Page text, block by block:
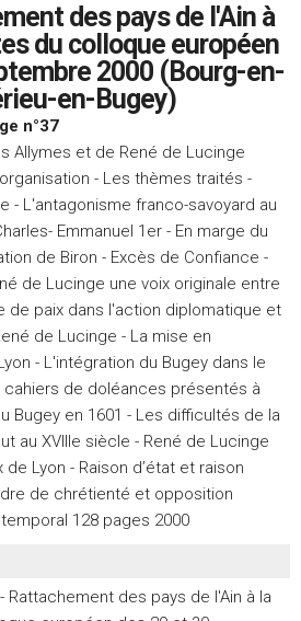
des pays de l'Ain à
du colloque européen
2000 (Bourg-en-
en-Bugey)
n°37
Allymes et de René de Lucinge
- Les thèmes traités -
- L'antagonisme franco-savoyard au
Emmanuel 1er - En marge du
de Biron - Excès de Confiance -
de Lucinge une voix originale entre
de paix dans l'action diplomatique et
de Lucinge - La mise en
- L'intégration du Bugey dans le
cahiers de doléances présentés à
Bugey en 1601 - Les difficultés de la
au XVIIIe siècle - René de Lucinge
Lyon - Raison d’état et raison
de chrétienté et opposition
128 pages 2000
- Rattachement des pays de l'Ain à la